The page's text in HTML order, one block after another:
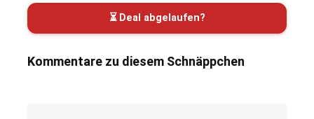
⏳ Deal abgelaufen?
Kommentare zu diesem Schnäppchen